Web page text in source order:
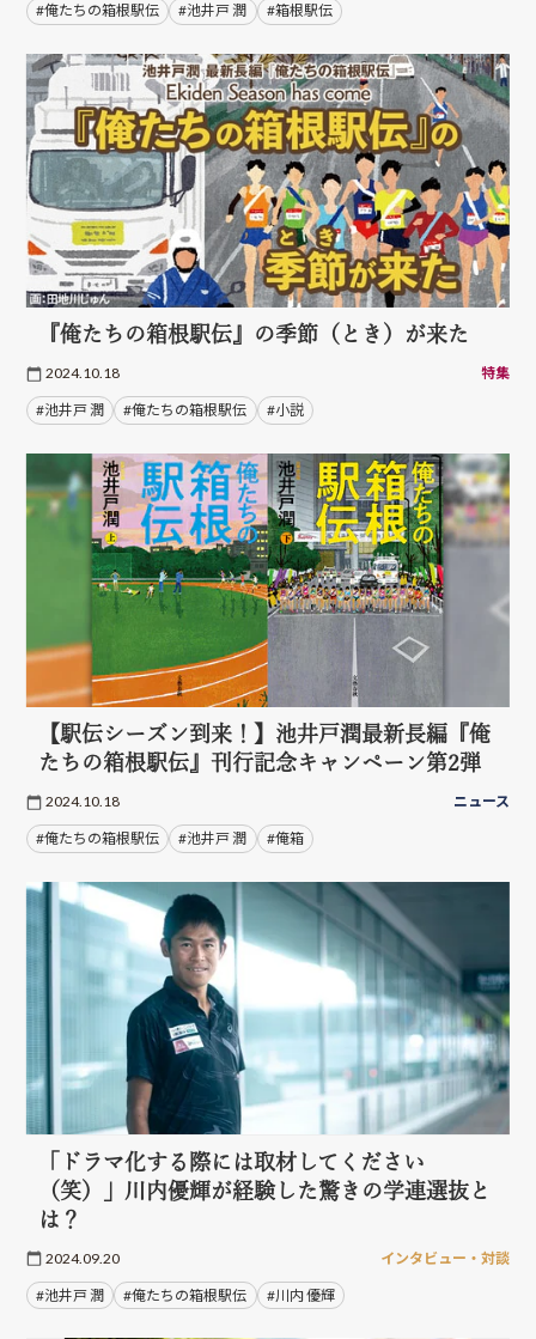
#俺たちの箱根駅伝 #池井戸 潤 #箱根駅伝
『俺たちの箱根駅伝』の季節（とき）が来た
2024.10.18 特集
#池井戸 潤 #俺たちの箱根駅伝 #小説
【駅伝シーズン到来！】池井戸潤最新長編『俺
たちの箱根駅伝』刊行記念キャンペーン第2弾
2024.10.18 ニュース
#俺たちの箱根駅伝 #池井戸 潤 #俺箱
「ドラマ化する際には取材してください
（笑）」川内優輝が経験した驚きの学連選抜と
は？
2024.09.20 インタビュー・対談
#池井戸 潤 #俺たちの箱根駅伝 #川内 優輝